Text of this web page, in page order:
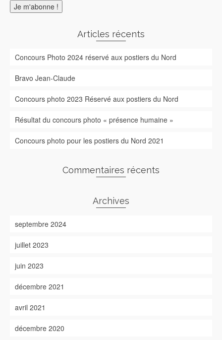
Articles récents
Concours Photo 2024 réservé aux postiers du Nord
Bravo Jean-Claude
Concours photo 2023 Réservé aux postiers du Nord
Résultat du concours photo « présence humaine »
Concours photo pour les postiers du Nord 2021
Commentaires récents
Archives
septembre 2024
juillet 2023
juin 2023
décembre 2021
avril 2021
décembre 2020